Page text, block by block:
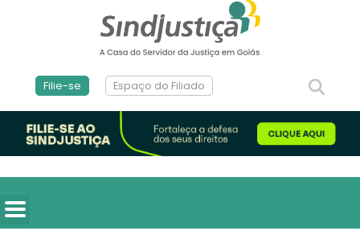
Filie-se Espaço do Filiado